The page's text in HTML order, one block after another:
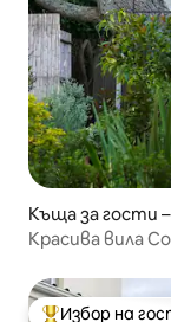
Къща за гости
Красива вила
Избор на